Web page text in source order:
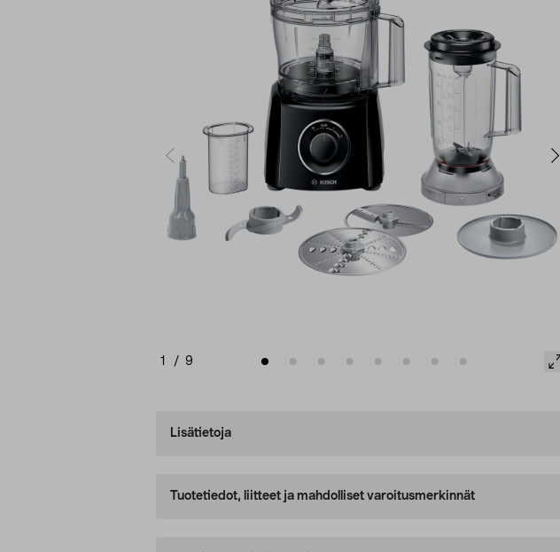
1 / 9
Lisätietoja
Tuotetiedot, liitteet ja mahdolliset varoitusmerkinnät